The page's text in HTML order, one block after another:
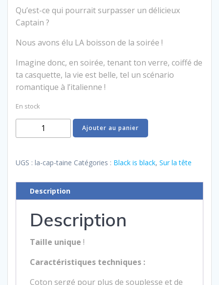
Qu’est-ce qui pourrait surpasser un délicieux
Captain ?
Nous avons élu LA boisson de la soirée !
Imagine donc, en soirée, tenant ton verre, coiffé de
ta casquette, la vie est belle, tel un scénario
romantique à l’italienne !
En stock
quantité
de
Cap-
Ajouter au panier
UGS : la-cap-taine Catégories : Black is black, Sur la tête
Description
Description
Taille unique !
Caractéristiques techniques :
Coton sergé pour plus de souplesse et de